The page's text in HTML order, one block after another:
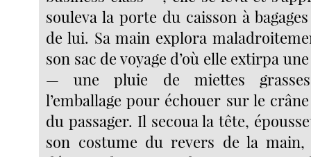
souleva la porte du caisson à
de lui. Sa main explora
son sac de voyage d’où elle extirpa
— une pluie de miettes grasses
l’emballage pour échouer sur le
du passager. Il secoua la tête,
son costume du revers de la main,